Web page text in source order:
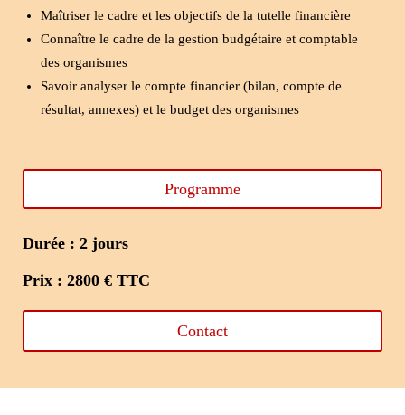
Maîtriser le cadre et les objectifs de la tutelle financière
Connaître le cadre de la gestion budgétaire et comptable
des organismes
Savoir analyser le compte financier (bilan, compte de
résultat, annexes) et le budget des organismes
Programme
Durée : 2 jours
Prix : 2800 € TTC
Contact